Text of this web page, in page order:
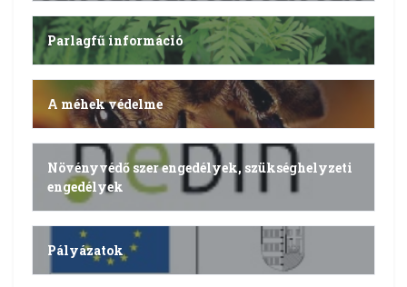
Parlagfű információ
A méhek védelme
Növényvédő szer engedélyek, szükséghelyzeti
engedélyek
Pályázatok